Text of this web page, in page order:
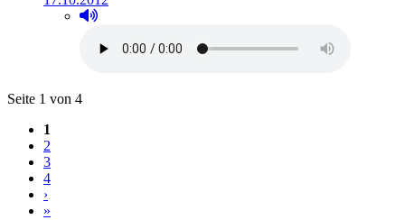
Hörprobe abspielen
Hörprobe von Die deutschen Kaiserinnen
Blättern
Seite 1 von 4
1
2
3
4
›
»